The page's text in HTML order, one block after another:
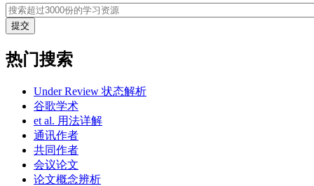
热门搜索
Under Review 状态解析
谷歌学术
et al. 用法详解
通讯作者
共同作者
会议论文
论文概念辨析